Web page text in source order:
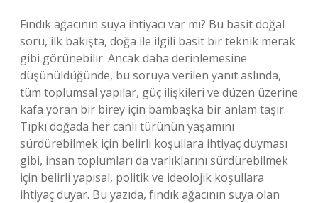
Fındık ağacının suya ihtiyacı var mı? Bu basit doğal
soru, ilk bakışta, doğa ile ilgili basit bir teknik merak
gibi görünebilir. Ancak daha derinlemesine
düşünüldüğünde, bu soruya verilen yanıt aslında,
tüm toplumsal yapılar, güç ilişkileri ve düzen üzerine
kafa yoran bir birey için bambaşka bir anlam taşır.
Tıpkı doğada her canlı türünün yaşamını
sürdürebilmek için belirli koşullara ihtiyaç duyması
gibi, insan toplumları da varlıklarını sürdürebilmek
için belirli yapısal, politik ve ideolojik koşullara
ihtiyaç duyar. Bu yazıda, fındık ağacının suya olan